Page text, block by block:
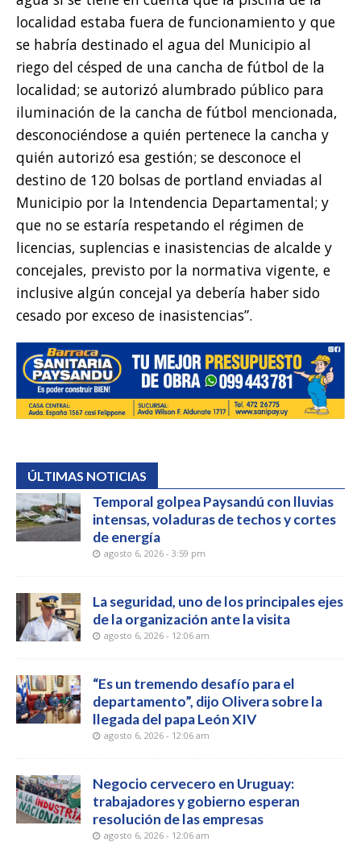
localidad estaba fuera de funcionamiento y que
se habría destinado el agua del Municipio al
riego del césped de una cancha de fútbol de la
localidad; se autorizó alumbrado público para
iluminación de la cancha de fútbol mencionada,
desconociéndose a quién pertenece la cancha y
quién autorizó esa gestión; se desconoce el
destino de 120 bolsas de portland enviadas al
Municipio por la Intendencia Departamental; y
que no se estaría respetando el régimen de
licencias, suplencias e inasistencias de alcalde y
concejales, previsto por la normativa vigente, e
inclusive algún concejal ya debería haber sido
cesado por exceso de inasistencias”.
ÚLTIMAS NOTICIAS
Temporal golpea Paysandú con lluvias
intensas, voladuras de techos y cortes
de energía
agosto 6, 2026 - 3:59 pm
La seguridad, uno de los principales ejes
de la organización ante la visita
agosto 6, 2026 - 12:06 am
“Es un tremendo desafío para el
departamento”, dijo Olivera sobre la
llegada del papa León XIV
agosto 6, 2026 - 12:06 am
Negocio cervecero en Uruguay:
trabajadores y gobierno esperan
resolución de las empresas
agosto 6, 2026 - 12:06 am